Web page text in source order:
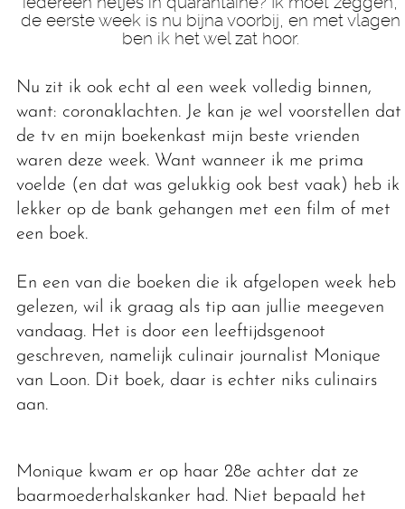
de eerste week is nu bijna voorbij, en met vlagen
ben ik het wel zat hoor.
Nu zit ik ook echt al een week volledig binnen,
want: coronaklachten. Je kan je wel voorstellen dat
de tv en mijn boekenkast mijn beste vrienden
waren deze week. Want wanneer ik me prima
voelde (en dat was gelukkig ook best vaak) heb ik
lekker op de bank gehangen met een film of met
een boek.
En een van die boeken die ik afgelopen week heb
gelezen, wil ik graag als tip aan jullie meegeven
vandaag. Het is door een leeftijdsgenoot
geschreven, namelijk culinair journalist Monique
van Loon. Dit boek, daar is echter niks culinairs
aan.
Monique kwam er op haar 28e achter dat ze
baarmoederhalskanker had. Niet bepaald het